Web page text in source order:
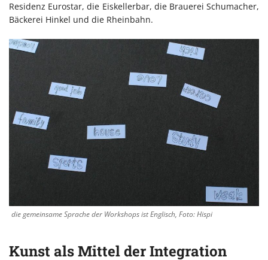
Residenz Eurostar, die Eiskellerbar, die Brauerei Schumacher,
Bäckerei Hinkel und die Rheinbahn.
die gemeinsame Sprache der Workshops ist Englisch, Foto: Hispi
Kunst als Mittel der Integration